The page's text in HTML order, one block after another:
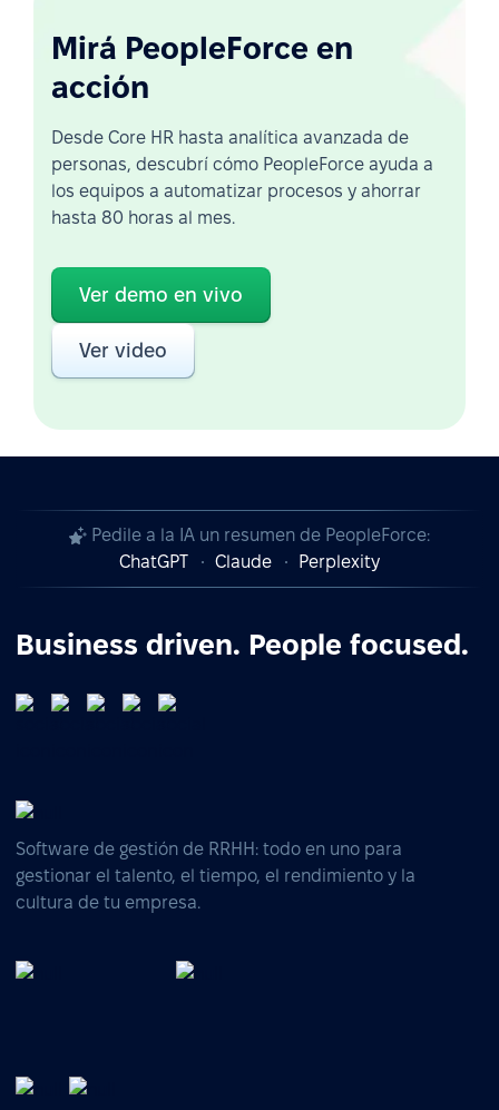
Mirá PeopleForce en
acción
Desde Core HR hasta analítica avanzada de
personas, descubrí cómo PeopleForce ayuda a
los equipos a automatizar procesos y ahorrar
hasta 80 horas al mes.
Ver demo en vivo
Ver video
Pedile a la IA un resumen de PeopleForce:
ChatGPT
Claude Perplexity
Business driven. People focused.
Software de gestión de RRHH: todo en uno para
gestionar el talento, el tiempo, el rendimiento y la
cultura de tu empresa.